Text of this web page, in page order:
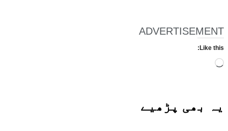
ADVERTISEMENT
Like this:
Loading…
یہ بھی پڑھیے